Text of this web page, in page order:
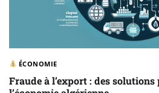
ÉCONOMIE
Fraude à l’export : des